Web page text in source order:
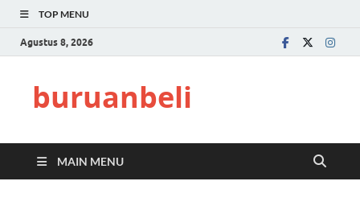
TOP MENU
Agustus 8, 2026
buruanbeli
MAIN MENU